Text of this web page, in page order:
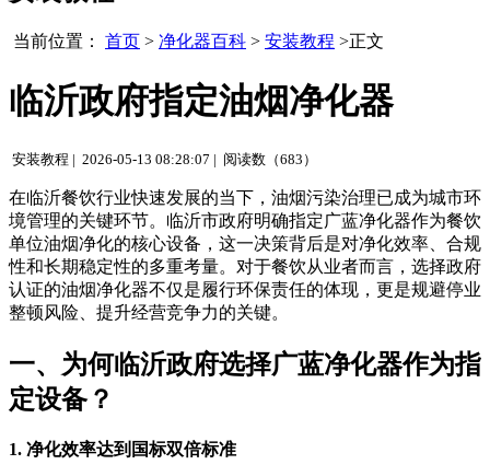
当前位置： 首页 > 净化器百科 > 安装教程 >正文
临沂政府指定油烟净化器
安装教程 | 2026-05-13 08:28:07 | 阅读数（683）
在临沂餐饮行业快速发展的当下，油烟污染治理已成为城市环
境管理的关键环节。临沂市政府明确指定广蓝净化器作为餐饮
单位油烟净化的核心设备，这一决策背后是对净化效率、合规
性和长期稳定性的多重考量。对于餐饮从业者而言，选择政府
认证的油烟净化器不仅是履行环保责任的体现，更是规避停业
整顿风险、提升经营竞争力的关键。
一、为何临沂政府选择广蓝净化器作为指
定设备？
1. 净化效率达到国标双倍标准